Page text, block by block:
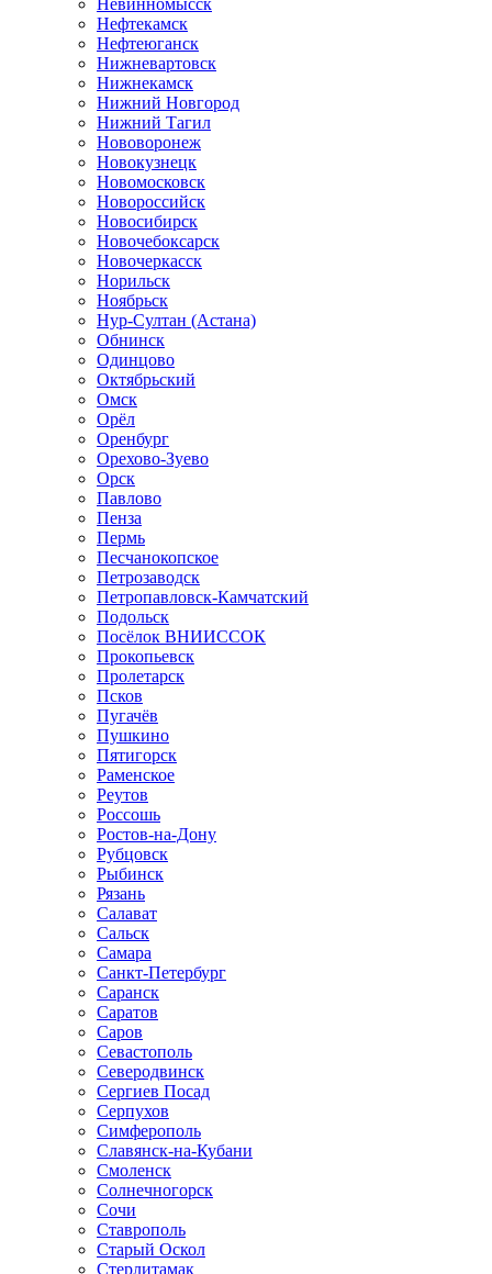
Невинномысск
Нефтекамск
Нефтеюганск
Нижневартовск
Нижнекамск
Нижний Новгород
Нижний Тагил
Нововоронеж
Новокузнецк
Новомосковск
Новороссийск
Новосибирск
Новочебоксарск
Новочеркасск
Норильск
Ноябрьск
Нур-Султан (Астана)
Обнинск
Одинцово
Октябрьский
Омск
Орёл
Оренбург
Орехово-Зуево
Орск
Павлово
Пенза
Пермь
Песчанокопское
Петрозаводск
Петропавловск-Камчатский
Подольск
Посёлок ВНИИССОК
Прокопьевск
Пролетарск
Псков
Пугачёв
Пушкино
Пятигорск
Раменское
Реутов
Россошь
Ростов-на-Дону
Рубцовск
Рыбинск
Рязань
Салават
Сальск
Самара
Санкт-Петербург
Саранск
Саратов
Саров
Севастополь
Северодвинск
Сергиев Посад
Серпухов
Симферополь
Славянск-на-Кубани
Смоленск
Солнечногорск
Сочи
Ставрополь
Старый Оскол
Стерлитамак